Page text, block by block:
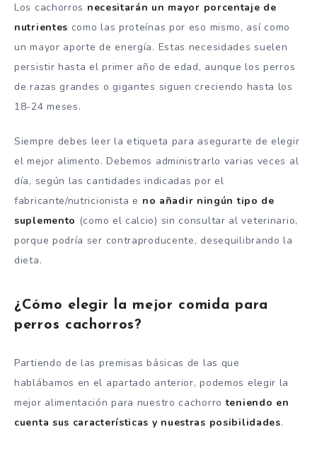
Los cachorros necesitarán un mayor porcentaje de
nutrientes como las proteínas por eso mismo, así como
un mayor aporte de energía. Estas necesidades suelen
persistir hasta el primer año de edad, aunque los perros
de razas grandes o gigantes siguen creciendo hasta los
18-24 meses.
Siempre debes leer la etiqueta para asegurarte de elegir
el mejor alimento. Debemos administrarlo varias veces al
día, según las cantidades indicadas por el
fabricante/nutricionista e no añadir ningún tipo de
suplemento (como el calcio) sin consultar al veterinario,
porque podría ser contraproducente, desequilibrando la
dieta.
¿Cómo elegir la mejor comida para
perros cachorros?
Partiendo de las premisas básicas de las que
hablábamos en el apartado anterior, podemos elegir la
mejor alimentación para nuestro cachorroteniendo en
cuenta sus características y nuestras posibilidades.